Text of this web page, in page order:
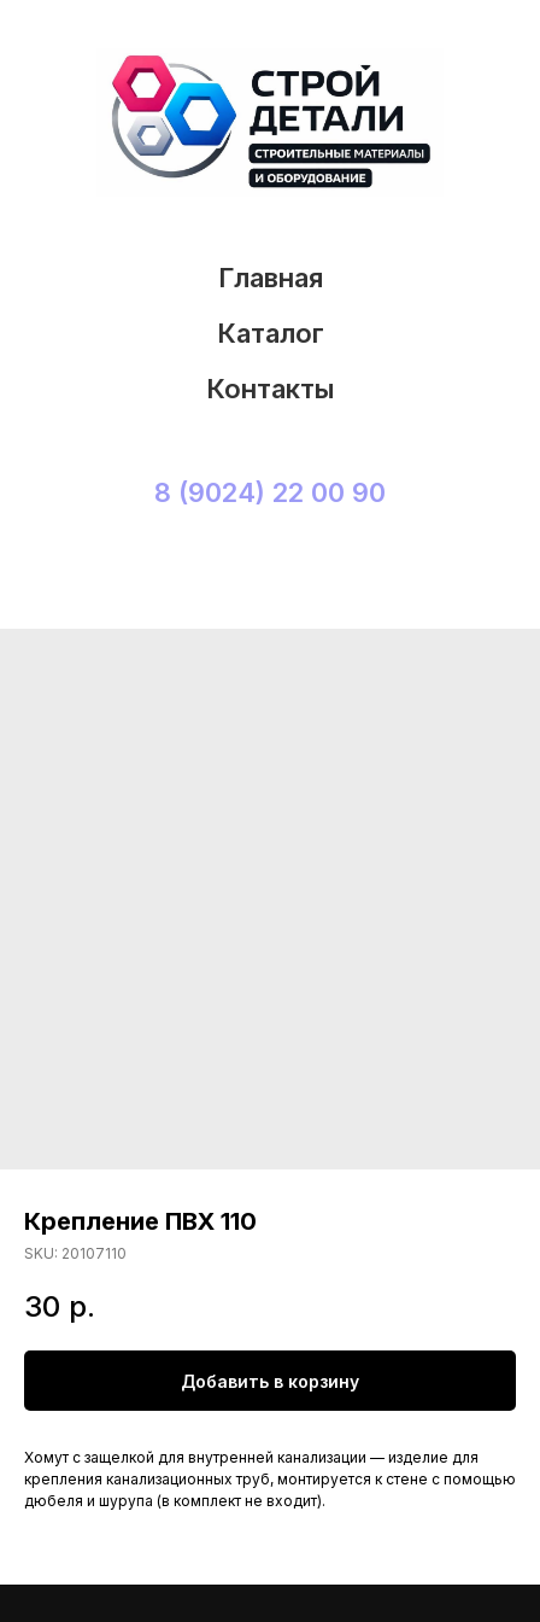
Главная
Каталог
Контакты
8 (9024) 22 00 90
Крепление ПВХ 110
SKU: 20107110
30 р.
Добавить в корзину
Хомут с защелкой для внутренней канализации — изделие для
крепления канализационных труб, монтируется к стене с помощью
дюбеля и шурупа (в комплект не входит).